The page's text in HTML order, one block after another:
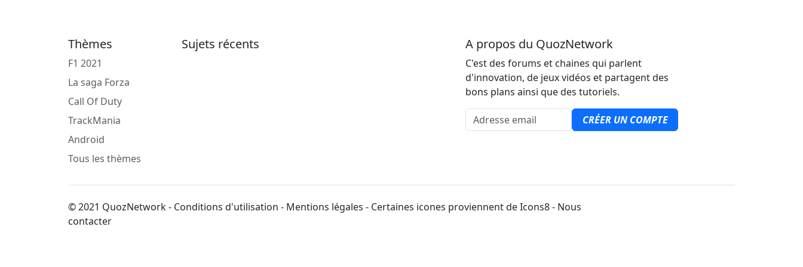
Thèmes
F1 2021
La saga Forza
Call Of Duty
TrackMania
Android
Tous les thèmes
Sujets récents A propos du QuozNetwork
C'est des forums et chaines qui parlent
d'innovation, de jeux vidéos et partagent des
bons plans ainsi que des tutoriels.
Adresse email
CRÉER UN COMPTE
© 2021 QuozNetwork - Conditions d'utilisation - Mentions légales - Certaines icones proviennent de Icons8 - Nous
contacter